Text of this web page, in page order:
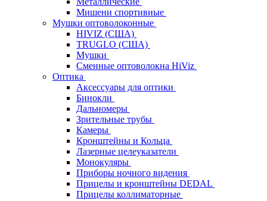
Мишени спортивные
Мушки оптоволоконные
HIVIZ (США)
TRUGLO (США)
Мушки
Сменные оптоволокна HiViz
Оптика
Аксессуары для оптики
Бинокли
Дальномеры
Зрительные трубы
Камеры
Кронштейны и Кольца
Лазерные целеуказатели
Монокуляры
Приборы ночного видения
Прицелы и кронштейны DEDAL
Прицелы коллиматорные